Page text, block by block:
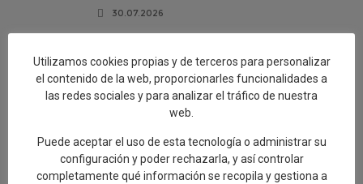
30.07.2026
Talavera de la Reina, a New Paradigm
29.07.2026
de las Santas Alfareras
26.07.2026
Utilizamos cookies propias y de terceros para personalizar
el contenido de la web, proporcionarles funcionalidades a
las redes sociales y para analizar el tráfico de nuestra
web.
Puede aceptar el uso de esta tecnología o administrar su
configuración y poder rechazarla, y así controlar
completamente qué información se recopila y gestiona a